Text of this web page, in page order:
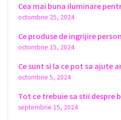
Cea mai buna iluminare
octombrie 25, 2024
Ce produse de ingrijire
octombrie 15, 2024
Ce sunt si la ce pot sa ajute
octombrie 5, 2024
Tot ce trebuie sa stii despre
septembrie 15, 2024